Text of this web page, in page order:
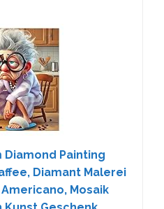
Diamond Painting
Diamant Malerei
Mosaik